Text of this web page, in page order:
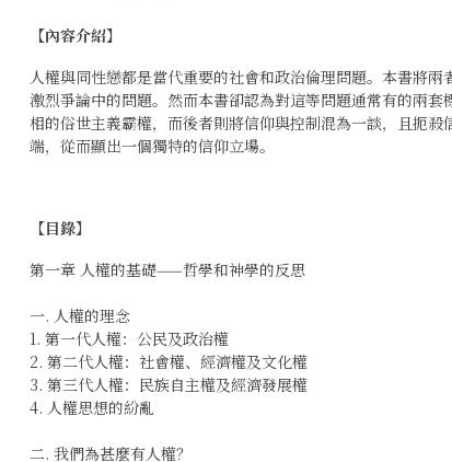
【內容介紹】
人權與同性戀都是當代重要的社會和政治倫理問題。本書將
激烈爭論中的問題。然而本書卻認為對這等問題通常有的兩
相的俗世主義霸權，而後者則將信仰與控制混為一談，且扼
端，從而顯出一個獨特的信仰立場。
【目錄】
第一章 人權的基礎——哲學和神學的反思
一. 人權的理念
1. 第一代人權：公民及政治權
2. 第二代人權：社會權、經濟權及文化權
3. 第三代人權：民族自主權及經濟發展權
4. 人權思想的紛亂
二. 我們為甚麼有人權？